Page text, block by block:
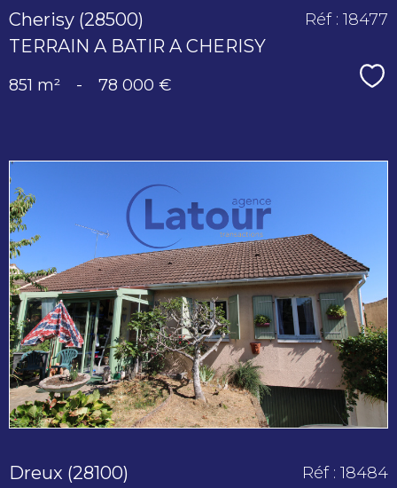
Cherisy (28500)
TERRAIN A BATIR A CHERISY
Réf : 18477
851 m² - 78 000 €
voir le
bien
Dreux (28100)
Réf : 18484